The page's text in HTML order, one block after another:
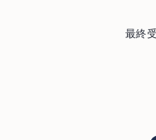
ご予約・お問い合わせ
最終